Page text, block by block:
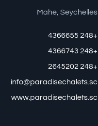
Mahe, Seychelles
+248 4366655
+248 4366743
+248 2645202
info@paradisechalets.sc
www.paradisechalets.sc